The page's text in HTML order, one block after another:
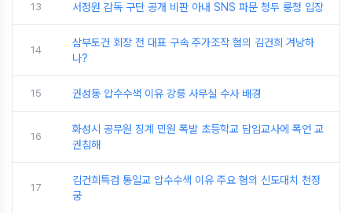
13 서정원 감독 구단 공개 비판 아내 SNS 파문 청두 룽청 입장
14
삼부토건 회장 전 대표 구속 주가조작 혐의 김건희 겨낭하
나?
15 권성동 압수수색 이유 강릉 사무실 수사 배경
16
화성시 공무원 징계 민원 폭발 초등학교 담임교사에 폭언 교
권침해
17
김건희특검 통일교 압수수색 이유 주요 혐의 신도대치 천정
궁